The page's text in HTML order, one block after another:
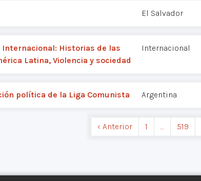
El Salvador
Internacional: Historias de las
Latina, Violencia y sociedad
Internacional
política de la Liga Comunista Argentina
‹ Anterior 1 … 519